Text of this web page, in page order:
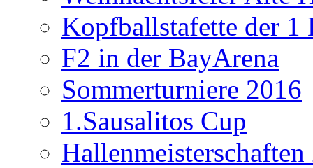
Kopfballstafette der 1
F2 in der BayArena
Sommerturniere 2016
1.Sausalitos Cup
Hallenmeisterschaften